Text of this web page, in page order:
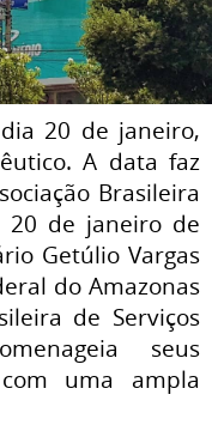
20 de janeiro,
A data faz
Brasileira
20 de janeiro de
Getúlio Vargas
do Amazonas
de Serviços
seus
uma ampla